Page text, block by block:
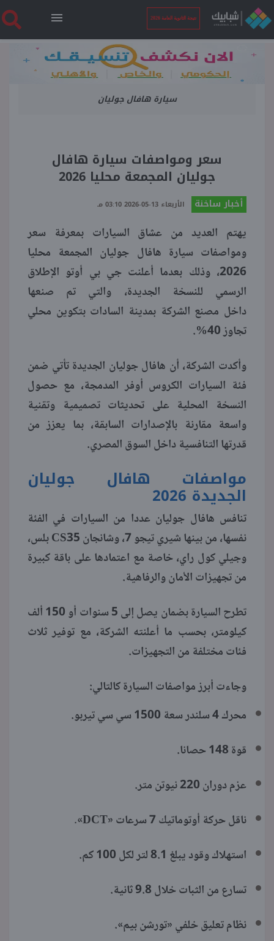
نتيجة الثانوية العامة 2026
الرئيسية
نتيجة الثانوية العامة 2026
فنجان قهوة
ملفات
منوعات
سيارة هافال جوليان
سعر ومواصفات سيارة هافال
جوليان المجمعة محليا 2026
أخبار ساخنة الأربعاء 13-05-2026 03:10 مـ
يهتم العديد من عشاق السيارات بمعرفة سعر
ومواصفات سيارة هافال جوليان المجمعة محليا
2026، وذلك بعدما أعلنت جي بي أوتو الإطلاق
الرسمي للنسخة الجديدة، والتي تم صنعها
داخل مصنع الشركة بمدينة السادات بتكوين محلي
تجاوز 40%.
وأكدت الشركة، أن هافال جوليان الجديدة تأتي ضمن
فئة السيارات الكروس أوفر المدمجة، مع حصول
النسخة المحلية على تحديثات تصميمية وتقنية
واسعة مقارنة بالإصدارات السابقة، بما يعزز من
قدرتها التنافسية داخل السوق المصري.
مواصفات هافال جوليان
الجديدة 2026
تنافس هافال جوليان عددا من السيارات في الفئة
نفسها، من بينها شيري تيجو 7، وشانجان CS35 بلس،
وجيلي كول راي، خاصة مع اعتمادها على باقة كبيرة
من تجهيزات الأمان والرفاهية.
تطرح السيارة بضمان يصل إلى 5 سنوات أو 150 ألف
كيلومتر، بحسب ما أعلنته الشركة، مع توفير ثلاث
فئات مختلفة من التجهيزات.
وجاءت أبرز مواصفات السيارة كالتالي:
محرك 4 سلندر سعة 1500 سي سي تيربو.
قوة 148 حصانا.
عزم دوران 220 نيوتن متر.
ناقل حركة أوتوماتيك 7 سرعات «DCT».
استهلاك وقود يبلغ 8.1 لتر لكل 100 كم.
تسارع من الثبات خلال 9.8 ثانية.
نظام تعليق خلفي «تورشن بيم».